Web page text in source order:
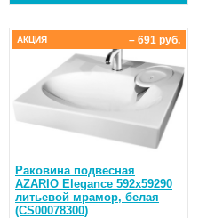
Раковина подвесная
AZARIO Elegance 592х59290
литьевой мрамор, белая
(CS00078300)
– 691 руб.
АКЦИЯ